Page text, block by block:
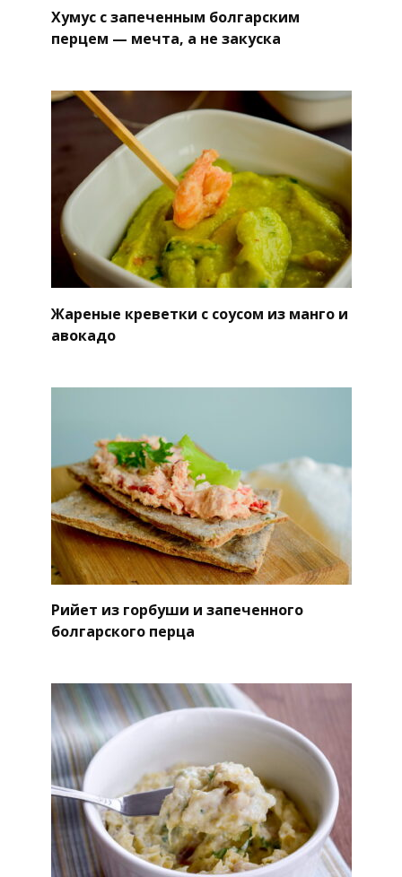
Хумус с запеченным болгарским
перцем — мечта, а не закуска
Жареные креветки с соусом из манго и
авокадо
Рийет из горбуши и запеченного
болгарского перца